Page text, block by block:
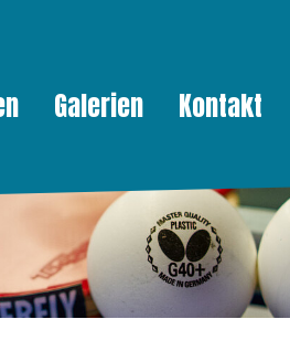
Galerien Kontakt